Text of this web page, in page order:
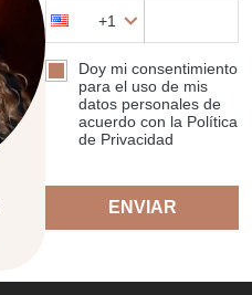
+1
Doy mi consentimiento
para el uso de mis
datos personales de
acuerdo con la Política
de Privacidad
ENVIAR